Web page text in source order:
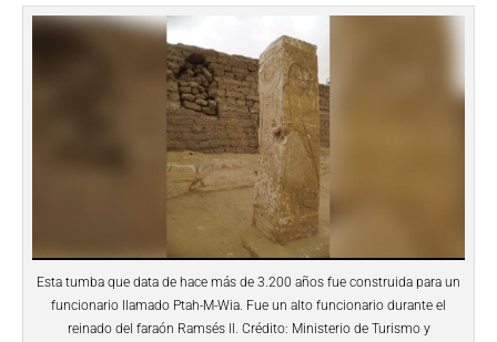
Esta tumba que data de hace más de 3.200 años fue construida para un
funcionario llamado Ptah-M-Wia. Fue un alto funcionario durante el
reinado del faraón Ramsés II. Crédito: Ministerio de Turismo y